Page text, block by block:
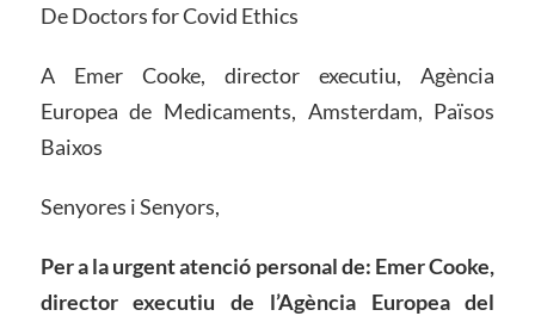
De Doctors for Covid Ethics
A Emer Cooke, director executiu, Agència
Europea de Medicaments, Amsterdam, Països
Baixos
Senyores i Senyors,
Per a la urgent atenció personal de: Emer Cooke,
director executiu de l’Agència Europea del